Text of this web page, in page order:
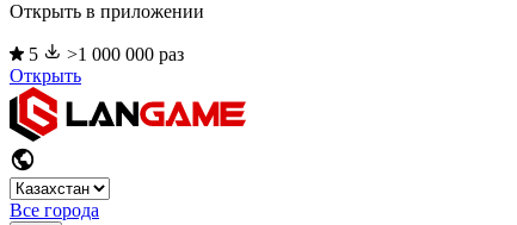
Открыть в приложении
5
>1 000 000 раз
Открыть
Все города